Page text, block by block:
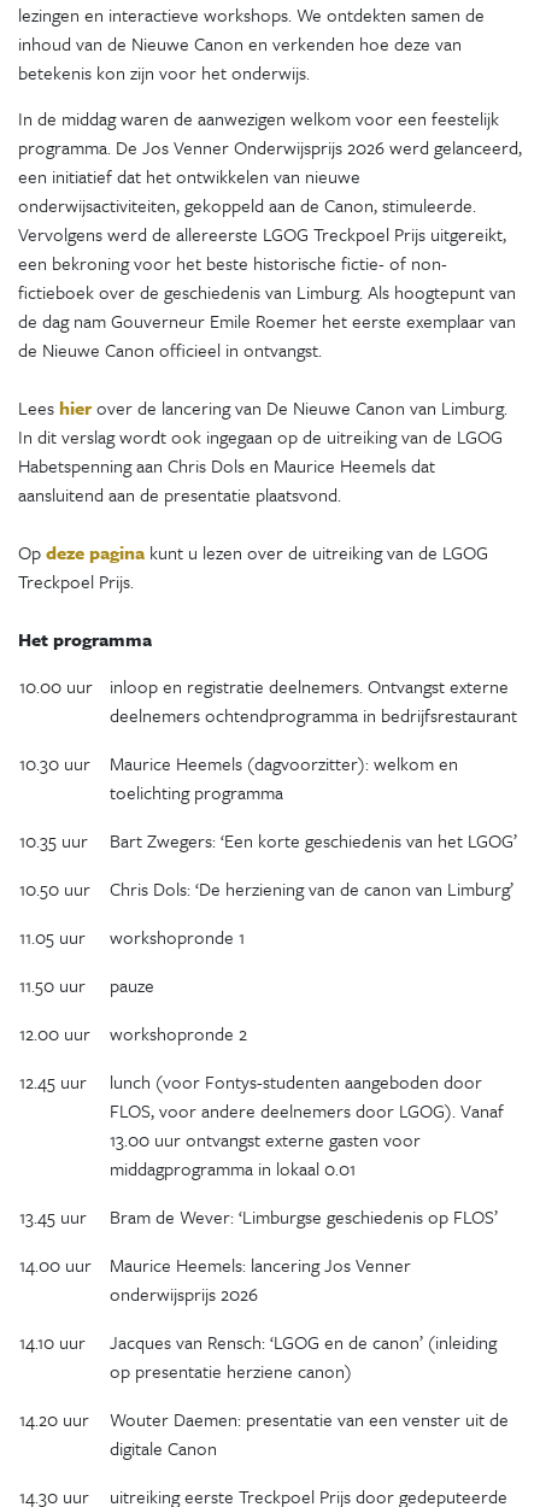
lezingen en interactieve workshops. We ontdekten samen de
inhoud van de Nieuwe Canon en verkenden hoe deze van
betekenis kon zijn voor het onderwijs.
In de middag waren de aanwezigen welkom voor een feestelijk
programma. De Jos Venner Onderwijsprijs 2026 werd gelanceerd,
een initiatief dat het ontwikkelen van nieuwe
onderwijsactiviteiten, gekoppeld aan de Canon, stimuleerde.
Vervolgens werd de allereerste LGOG Treckpoel Prijs uitgereikt,
een bekroning voor het beste historische fictie- of non-
fictieboek over de geschiedenis van Limburg. Als hoogtepunt van
de dag nam Gouverneur Emile Roemer het eerste exemplaar van
de Nieuwe Canon officieel in ontvangst.
Leeshierover de lancering van De Nieuwe Canon van Limburg.
In dit verslag wordt ook ingegaan op de uitreiking van de LGOG
Habetspenning aan Chris Dols en Maurice Heemels dat
aansluitend aan de presentatie plaatsvond.
Opdeze pagina kunt u lezen over de uitreiking van de LGOG
Treckpoel Prijs.
Het programma
10.00 uur
inloop en registratie deelnemers. Ontvangst externe
deelnemers ochtendprogramma in bedrijfsrestaurant
10.30 uur
Maurice Heemels (dagvoorzitter): welkom en
toelichting programma
10.35 uur
Bart Zwegers: ‘Een korte geschiedenis van het LGOG’
10.50 uur
Chris Dols: ‘De herziening van de canon van Limburg’
11.05 uur
workshopronde 1
11.50 uur
pauze
12.00 uur
workshopronde 2
12.45 uur
lunch (voor Fontys-studenten aangeboden door
FLOS, voor andere deelnemers door LGOG). Vanaf
13.00 uur ontvangst externe gasten voor
middagprogramma in lokaal 0.01
13.45 uur
Bram de Wever: ‘Limburgse geschiedenis op FLOS’
14.00 uur
Maurice Heemels: lancering Jos Venner
onderwijsprijs 2026
14.10 uur
Jacques van Rensch: ‘LGOG en de canon’ (inleiding
op presentatie herziene canon)
14.20 uur
Wouter Daemen: presentatie van een venster uit de
digitale Canon
14.30 uur
uitreiking eerste Treckpoel Prijs door gedeputeerde